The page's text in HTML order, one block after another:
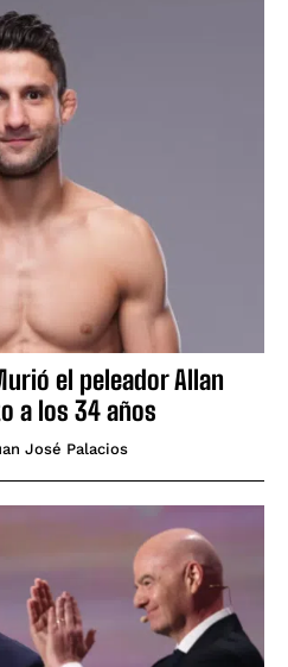
el peleador Allan
a los 34 años
José Palacios